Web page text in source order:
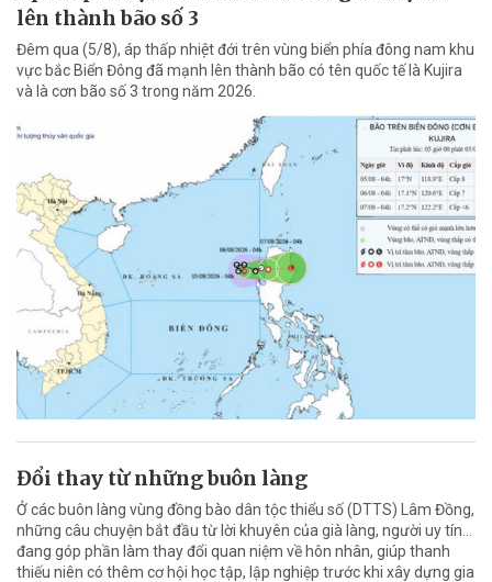
lên thành bão số 3
Đêm qua (5/8), áp thấp nhiệt đới trên vùng biển phía đông nam khu
vực bắc Biển Đông đã mạnh lên thành bão có tên quốc tế là Kujira
và là cơn bão số 3 trong năm 2026.
Đổi thay từ những buôn làng
Ở các buôn làng vùng đồng bào dân tộc thiểu số (DTTS) Lâm Đồng,
những câu chuyện bắt đầu từ lời khuyên của già làng, người uy tín…
đang góp phần làm thay đổi quan niệm về hôn nhân, giúp thanh
thiếu niên có thêm cơ hội học tập, lập nghiệp trước khi xây dựng gia